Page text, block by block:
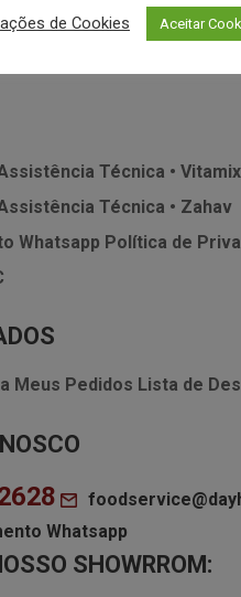
Técnica • Vitamix
Técnica • Zahav
Whatsapp Política de
Meus Pedidos Lista de
Whatsapp
SHOWRROM:
de Cookies Aceitar